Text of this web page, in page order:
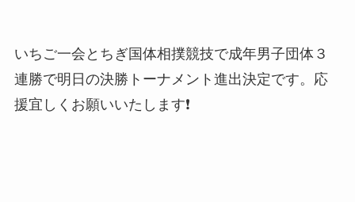
いちご一会とちぎ国体相撲競技で成年男子団体３
連勝で明日の決勝トーナメント進出決定です。応
援宜しくお願いいたします❗